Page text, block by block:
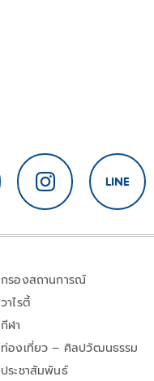
กรองสถานการณ์
วาไรตี้
กีฬา
ท่องเที่ยว – ศิลปวัฒนธรรม
ประชาสัมพันธ์